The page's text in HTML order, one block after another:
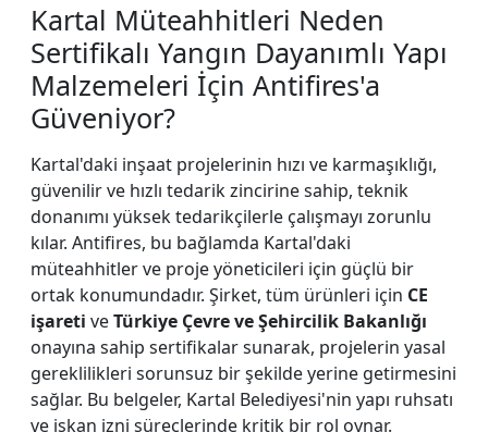
Kartal Müteahhitleri Neden
Sertifikalı Yangın Dayanımlı Yapı
Malzemeleri İçin Antifires'a
Güveniyor?
Kartal'daki inşaat projelerinin hızı ve karmaşıklığı,
güvenilir ve hızlı tedarik zincirine sahip, teknik
donanımı yüksek tedarikçilerle çalışmayı zorunlu
kılar. Antifires, bu bağlamda Kartal'daki
müteahhitler ve proje yöneticileri için güçlü bir
ortak konumundadır. Şirket, tüm ürünleri için CE
işareti veTürkiye Çevre ve Şehircilik Bakanlığı
onayına sahip sertifikalar sunarak, projelerin yasal
gereklilikleri sorunsuz bir şekilde yerine getirmesini
sağlar. Bu belgeler, Kartal Belediyesi'nin yapı ruhsatı
ve iskan izni süreçlerinde kritik bir rol oynar.